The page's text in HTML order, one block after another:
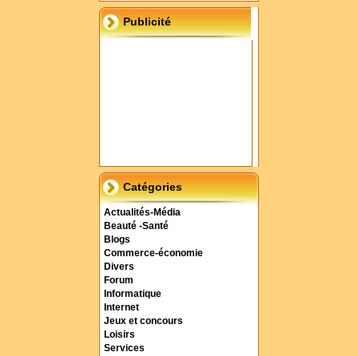
Publicité
Catégories
Actualités-Média
Beauté -Santé
Blogs
Commerce-économie
Divers
Forum
Informatique
Internet
Jeux et concours
Loisirs
Services